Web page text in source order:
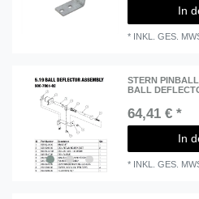
In
* INKL. GES.
STERN
BALL
64,41 € *
In
* INKL. GES.